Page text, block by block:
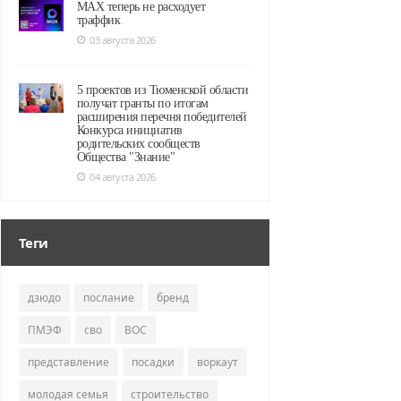
MAX теперь не расходует
траффик
03 августа 2026
5 проектов из Тюменской области
получат гранты по итогам
расширения перечня победителей
Конкурса инициатив
родительских сообществ
Общества "Знание"
04 августа 2026
Теги
дзюдо послание бренд
ПМЭФ сво ВОС
представление посадки воркаут
молодая семья строительство